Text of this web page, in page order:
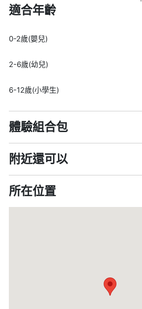
適合年齡
0-2歲(嬰兒)
2-6歲(幼兒)
6-12歲(小學生)
體驗組合包
附近還可以
所在位置